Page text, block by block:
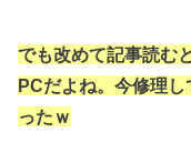
でも改めて記事読む
PCだよね。今修理
ったｗ